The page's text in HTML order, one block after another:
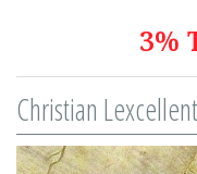
3%
Christian